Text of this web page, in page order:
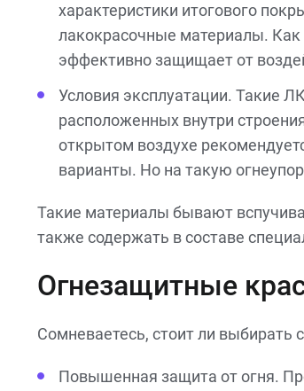
характеристики итогового
лакокрасочные материалы. Как
эффективно защищает от
Условия эксплуатации. Такие
расположенных внутри
открытом воздухе
варианты. Но на такую
Такие материалы бывают
также содержать в составе
Огнезащитные
Сомневаетесь, стоит ли
Повышенная защита от огня.